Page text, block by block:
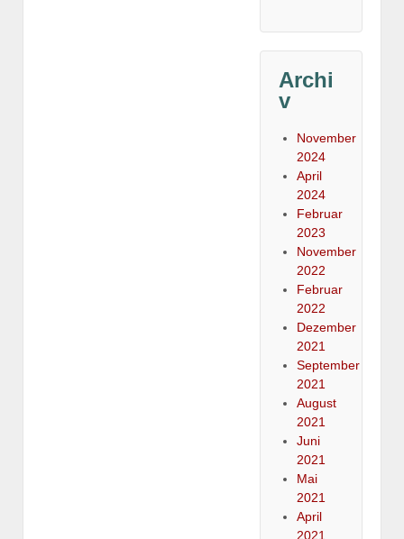
Archi
v
November
2024
April
2024
Februar
2023
November
2022
Februar
2022
Dezember
2021
September
2021
August
2021
Juni
2021
Mai
2021
April
2021